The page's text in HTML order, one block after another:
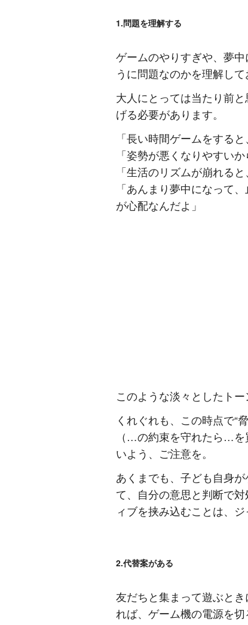
1.問題を理解する
ゲームのやりすぎや、夢
うに問題なのかを理解して
大人にとっては当たり前
げる必要があります。
「長い時間ゲームをする
「姿勢が悪くなりやすい
「生活のリズムが崩れる
「あんまり夢中になって
が心配なんだよ」
このような淡々としたト
くれぐれも、この時点で“
（…の約束を守れたら…を
いよう、ご注意を。
あくまでも、子ども自身
て、自分の意思と判断で
ィブを挟み込むことは、ジ
2.代替案がある
友だちと集まって遊ぶと
れば、ゲーム機の電源を切